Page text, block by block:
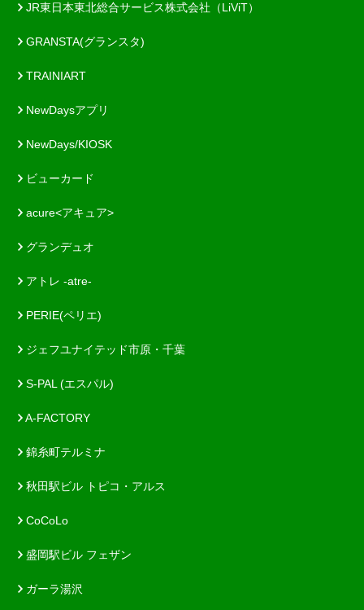
JR東日本東北総合サービス株式会社（LiViT）
GRANSTA(グランスタ)
TRAINIART
NewDaysアプリ
NewDays/KIOSK
ビューカード
acure<アキュア>
グランデュオ
アトレ -atre-
PERIE(ペリエ)
ジェフユナイテッド市原・千葉
S-PAL (エスパル)
A-FACTORY
錦糸町テルミナ
秋田駅ビル トピコ・アルス
CoCoLo
盛岡駅ビル フェザン
ガーラ湯沢